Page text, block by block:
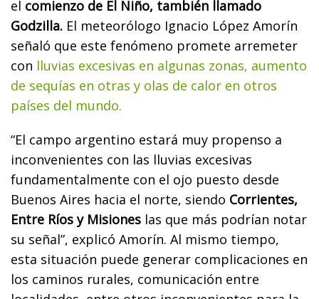
el comienzo de El Niño, también llamado
Godzilla. El meteorólogo Ignacio López Amorín
señaló que este fenómeno promete arremeter
con lluvias excesivas en algunas zonas, aumento
de sequías en otras y olas de calor en otros
países del mundo.
“El campo argentino estará muy propenso a
inconvenientes con las lluvias excesivas
fundamentalmente con el ojo puesto desde
Buenos Aires hacia el norte, siendo Corrientes,
Entre Ríos y Misiones las que más podrían notar
su señal”, explicó Amorín. Al mismo tiempo,
esta situación puede generar complicaciones en
los caminos rurales, comunicación entre